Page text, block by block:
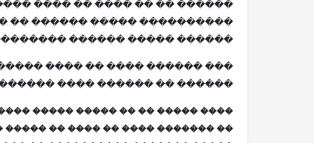
�� ���� ����� �������� ��
��������� ���� ���� ����.
������� ������� �������
���� ������ ���� ��� ������.
���� ����� �� �� ����� �����
�� ����� ���� ����� ��� �����